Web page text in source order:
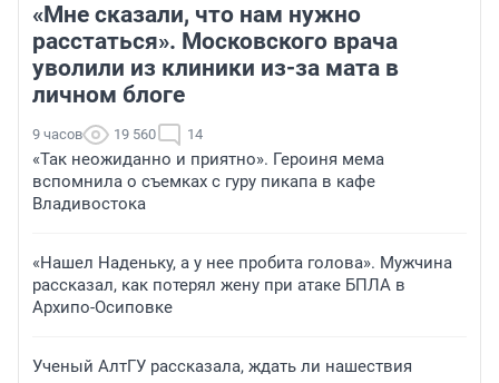
«Мне сказали, что нам нужно
расстаться». Московского врача
уволили из клиники из-за мата в
личном блоге
9 часов 19 560 14
«Так неожиданно и приятно». Героиня мема
вспомнила о съемках с гуру пикапа в кафе
Владивостока
«Нашел Наденьку, а у нее пробита голова». Мужчина
рассказал, как потерял жену при атаке БПЛА в
Архипо-Осиповке
Ученый АлтГУ рассказала, ждать ли нашествия